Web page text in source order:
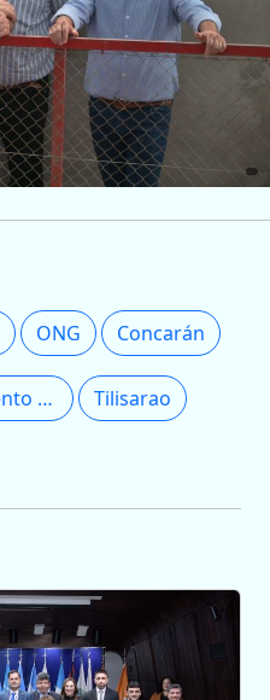
ONG Concarán
Programa de Fortalecimiento Institucional para las ONG Tilisarao